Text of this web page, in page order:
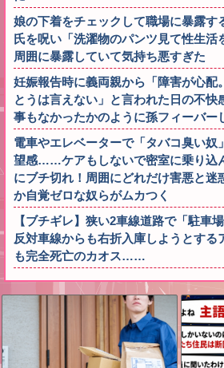
娘の下着をチェックして職場に暴露す
氏を呪い「洗濯物のパンツ見て性生活
周囲に暴露していて気持ち悪すぎた
妊娠報告時に義両親から「障害が心配
とうは言えない」と言われた日の不快
事もなかったかのように孫フィーバー
電車やエレベーターで「タバコ臭い奴
望感……ケアもしないで密室に乗り込
にブチ切れ！周囲にどれだけ害悪と迷
か自覚ゼロな奴らがムカつく
【ブチギレ】狭い2車線道路で「駐車
反対車線からも右折入庫しようとする
も完全死亡のカオス……